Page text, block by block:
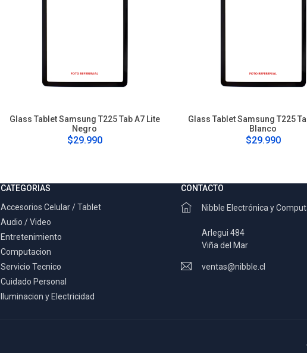
Glass Tablet Samsung T225 Tab A7 Lite
Negro
$29.990
Glass Tablet Samsung T225
Blanco
$29.990
CATEGORIAS
Accesorios Celular / Tablet
Audio / Video
Entretenimiento
Computacion
Servicio Tecnico
Cuidado Personal
Iluminacion y Electricidad
CONTACTO
Nibble Electrónica y
Arlegui 484
Viña del Mar
ventas@nibble.cl